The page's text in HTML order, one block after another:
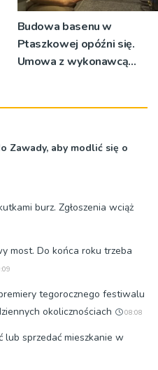
Budowa basenu w
Ptaszkowej opóźni się.
Umowa z wykonawcą
Zawady, aby modlić się o
burz. Zgłoszenia wciąż
most. Do końca roku trzeba
tegorocznego festiwalu
okolicznościach
08:08
lub sprzedać mieszkanie w